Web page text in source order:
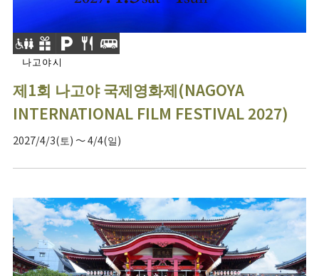
나고야시
제1회 나고야 국제영화제(NAGOYA
INTERNATIONAL FILM FESTIVAL 2027)
2027/4/3(토) ～ 4/4(일)